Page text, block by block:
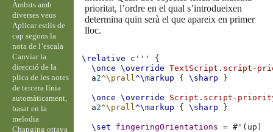
prioritat, l’ordre en el qual s’introdueixen
determina quin serà el que apareix en primer
lloc.
\relative c'''
{
\once
\override TextScript . script-
a2^\prall^\markup { \sharp }
\once \override Script . script-
a2^\prall^\markup { \sharp }
\set fingeringOrientations = # ' ( up )
Àmbits amb
diverses veus
Aplicar estils de
cap segons la
nota de l’escala
Canviar la
direcció de la
plica de les notes
de tercera línia
automàticament,
basat en la
melodia
Changing ottava